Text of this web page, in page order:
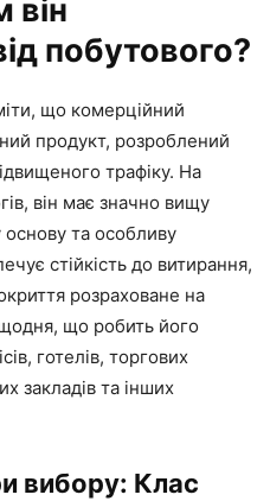
він
побутового?
що комерційний
продукт, розроблений
трафіку. На
він має значно вищу
основу та особливу
стійкість до витирання,
розраховане на
що робить його
готелів, торгових
закладів та інших
вибору: Клас